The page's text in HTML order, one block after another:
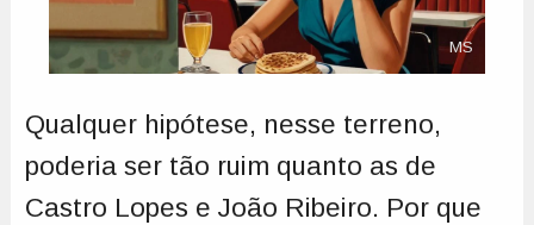
MS
Qualquer hipótese, nesse terreno,
poderia ser tão ruim quanto as de
Castro Lopes e João Ribeiro. Por que